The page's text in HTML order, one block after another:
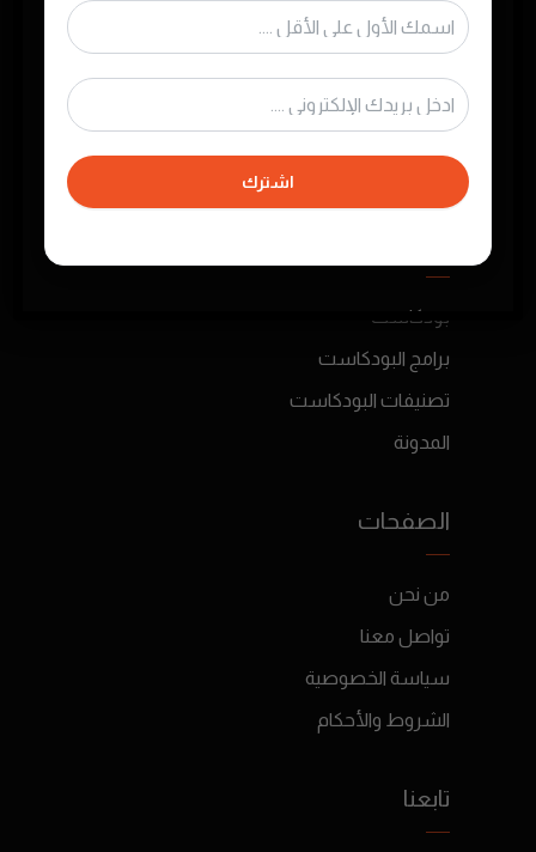
الصوتي الفلسطيني والعربي لتستمتع به في أي
وقت
بودكاست
برامج البودكاست
تصنيفات البودكاست
المدونة
الصفحات
من نحن
تواصل معنا
سياسة الخصوصية
الشروط والأحكام
تابعنا
اشترك